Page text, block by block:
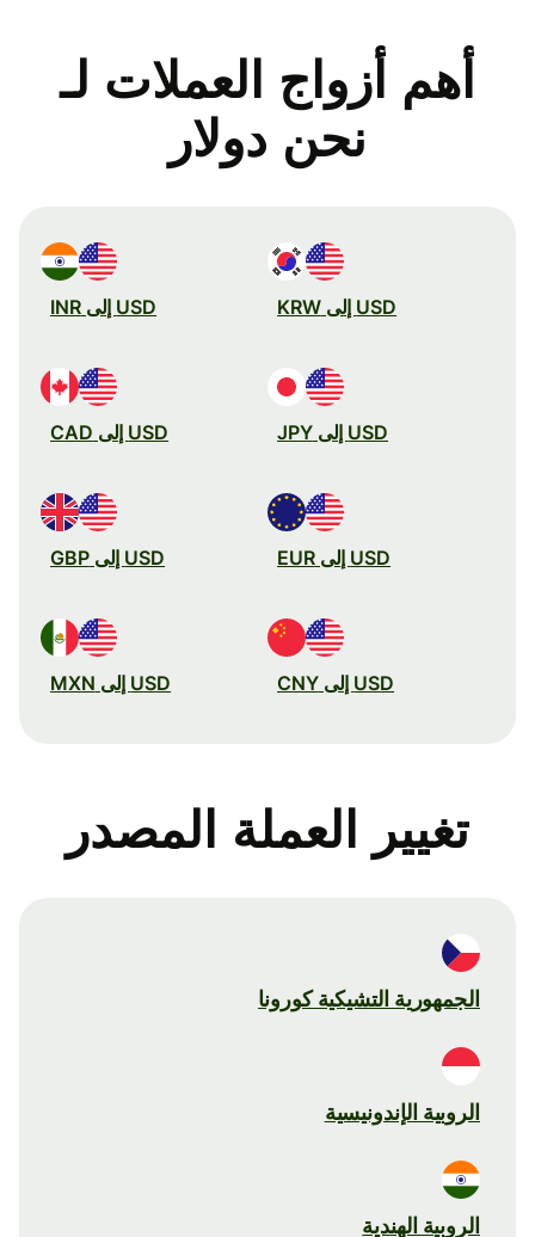
أهم أزواج العملات لـ
نحن دولار
USD إلى KRW USD إلى INR
USD إلى JPY USD إلى CAD
USD إلى EUR USD إلى GBP
USD إلى CNY USD إلى MXN
تغيير العملة المصدر
الجمهورية التشيكية كورونا
الروبية الإندونيسية
الروبية الهندية